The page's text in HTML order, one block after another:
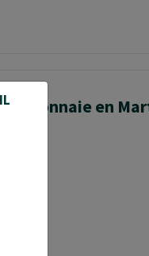
la monnaie en